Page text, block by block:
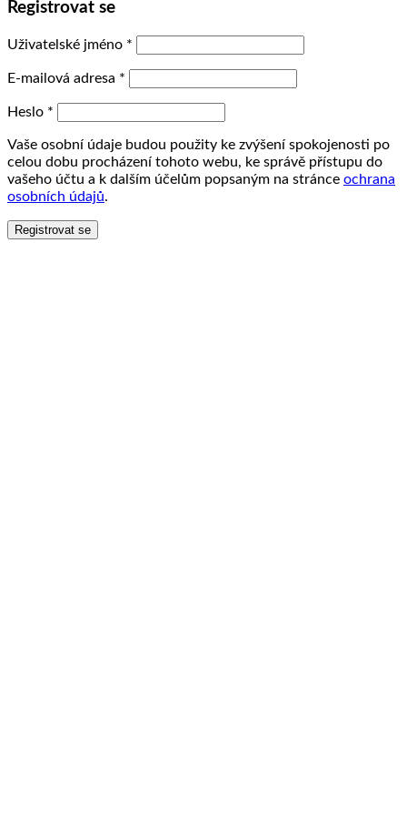
Registrovat se
Uživatelské jméno *
E-mailová adresa *
Heslo *
Vaše osobní údaje budou použity ke zvýšení spokojenosti po
celou dobu procházení tohoto webu, ke správě přístupu do
vašeho účtu a k dalším účelům popsaným na stránce ochrana
osobních údajů.
Registrovat se